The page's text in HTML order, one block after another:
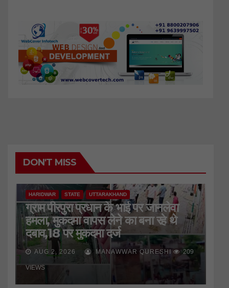
DON'T MISS
HARIDWAR STATE UTTARAKHAND
ग्राम पीरपुरा प्रधान के भाई पर जानलेवा
हमला, मुकदमा वापस लेने का बना रहे थे
दबाव,18 पर मुकदमा दर्ज
AUG 2, 2026 MANAWWAR QURESHI 209
VIEWS